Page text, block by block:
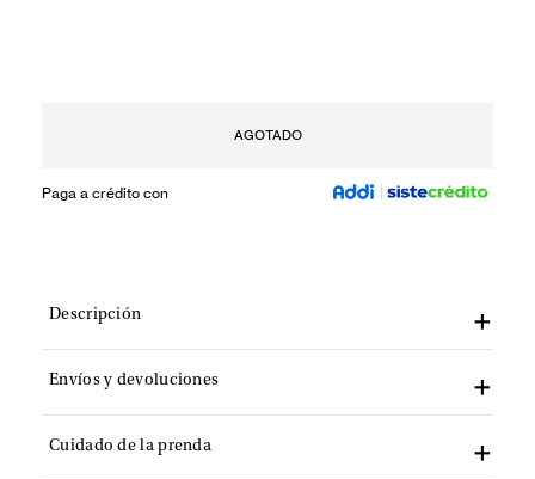
AGOTADO
Paga a crédito con
Descripción
Envíos y devoluciones
Cuidado de la prenda